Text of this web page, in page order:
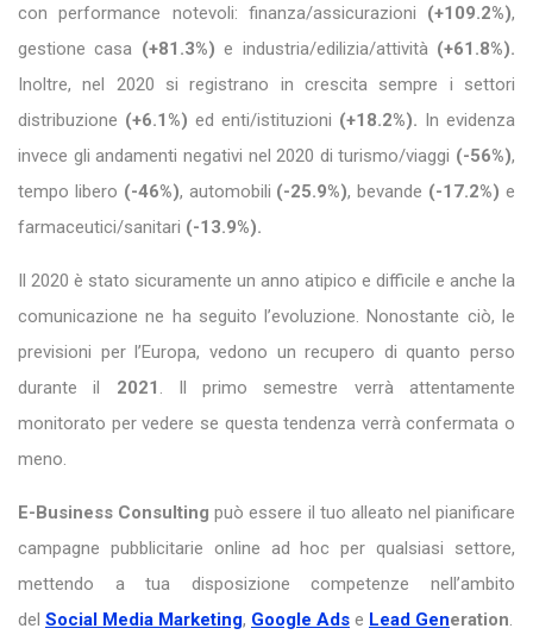
con performance notevoli: finanza/assicurazioni (+109.2%),
gestione casa (+81.3%) e industria/edilizia/attività (+61.8%).
Inoltre, nel 2020 si registrano in crescita sempre i settori
distribuzione (+6.1%) ed enti/istituzioni (+18.2%). In evidenza
invece gli andamenti negativi nel 2020 di turismo/viaggi (-56%),
tempo libero (-46%), automobili (-25.9%), bevande (-17.2%) e
farmaceutici/sanitari (-13.9%).
Il 2020 è stato sicuramente un anno atipico e difficile e anche la
comunicazione ne ha seguito l’evoluzione. Nonostante ciò, le
previsioni per l’Europa, vedono un recupero di quanto perso
durante il 2021 . Il primo semestre verrà attentamente
monitorato per vedere se questa tendenza verrà confermata o
meno.
E-Business Consulting può essere il tuo alleato nel pianificare
campagne pubblicitarie online ad hoc per qualsiasi settore,
mettendo a tua disposizione competenze nell’ambito
del Social Media Marketing, Google Ads e Lead Generation.